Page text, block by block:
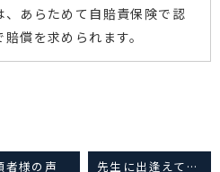
あらためて自賠責保険で認
償を求められます。
者様の声 先生に出逢えて幸せでした。感謝の気持ちで一杯です